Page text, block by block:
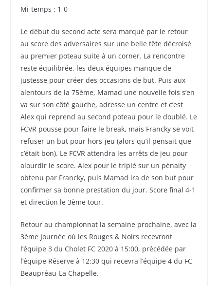
Mi-temps : 1-0
Le début du second acte sera marqué par le retour
au score des adversaires sur une belle tête décroisé
au premier poteau suite à un corner. La rencontre
reste équilibrée, les deux équipes manque de
justesse pour créer des occasions de but. Puis aux
alentours de la 75ème, Mamad une nouvelle fois s’en
va sur son côté gauche, adresse un centre et c’est
Alex qui reprend au second poteau pour le doublé. Le
FCVR pousse pour faire le break, mais Francky se voit
refuser un but pour hors-jeu (alors qu’il pensait que
c’était bon). Le FCVR attendra les arrêts de jeu pour
alourdir le score. Alex pour le triplé sur un pénalty
obtenu par Francky, puis Mamad ira de son but pour
confirmer sa bonne prestation du jour. Score final 4-1
et direction le 3ème tour.
Retour au championnat la semaine prochaine, avec la
3ème Journée où les Rouges & Noirs recevront
l’équipe 3 du Cholet FC 2020 à 15:00, précédée par
l’équipe Réserve à 12:30 qui recevra l’équipe 4 du FC
Beaupréau-La Chapelle.